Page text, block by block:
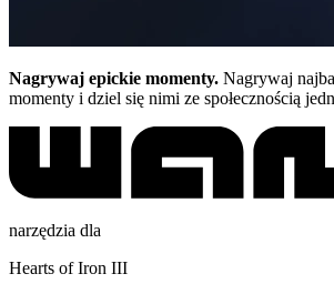
Nagrywaj epickie momenty. Nagrywaj
momenty i dziel się nimi ze społecznością
narzędzia dla
Hearts of Iron III